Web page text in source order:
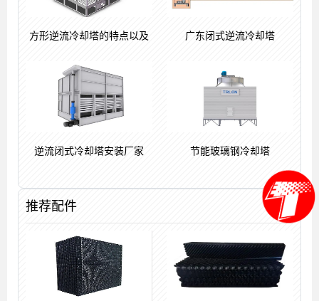
方形逆流冷却塔的特点以及 广东闭式逆流冷却塔
逆流闭式冷却塔安装厂家 节能玻璃钢冷却塔
推荐配件